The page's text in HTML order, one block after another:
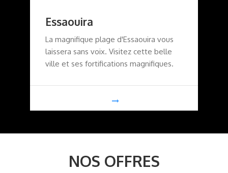
Essaouira
La magnifique plage d'Essaouira vous
laissera sans voix. Visitez cette belle
ville et ses fortifications magnifiques.
NOS OFFRES